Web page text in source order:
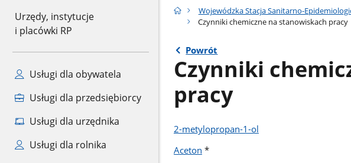
Urzędy, instytucje
i placówki RP
Usługi dla obywatela
Usługi dla przedsiębiorcy
Usługi dla urzędnika
Usługi dla rolnika
Wojewódzka Stacja Sanitarno-
Czynniki chemiczne na stanowiskach pracy
Powrót
Czynniki
pracy
2-metylopropan-1-ol
Aceton *